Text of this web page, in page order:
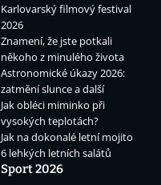
Karlovarský filmový festival
2026
Znamení, že jste potkali
někoho z minulého života
Astronomické úkazy 2026:
zatmění slunce a další
Jak obléci miminko při
vysokých teplotách?
Jak na dokonalé letní mojito
6 lehkých letních salátů
Sport 2026